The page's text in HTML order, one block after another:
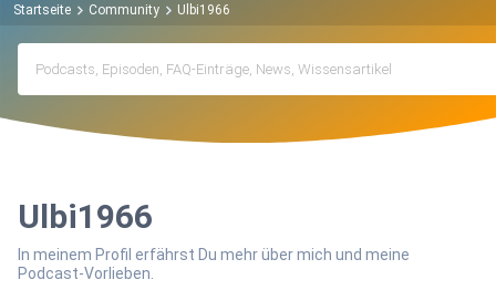
Startseite Community Ulbi1966
Ulbi1966
In meinem Profil erfährst Du mehr über mich und meine
Podcast-Vorlieben.